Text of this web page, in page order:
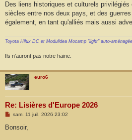
Des liens historiques et culturels
siècles entre nos deux pays, et des
également, en tant qu'alliés mais aussi
Toyota Hilux DC et Modulidea Mocamp "light" auto-aménagée
Ils n'auront pas notre haine.
euro6
Re: Lisières d'Europe 2026
M
s
sam. 11 juil. 2026 23:02
Bonsoir,